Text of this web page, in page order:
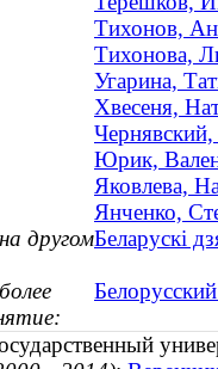
Тихонов,
Тихонова,
Угарина,
Хвесеня,
Юрик,
Яковлева,
Янченко,
другомБеларускі